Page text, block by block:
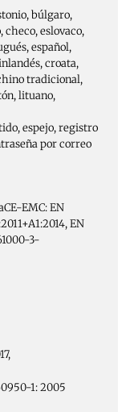
búlgaro,
eslovaco,
español,
croata,
tradicional,
lituano,
espejo, registro
por correo
CE-EMC: EN
EN
3-
1: 2005